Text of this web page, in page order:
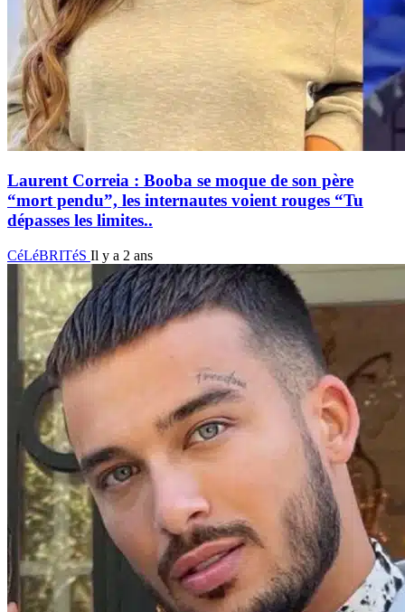
Laurent Correia : Booba se moque de son père
“mort pendu”, les internautes voient rouges “Tu
dépasses les limites..
CéLéBRITéS Il y a 2 ans